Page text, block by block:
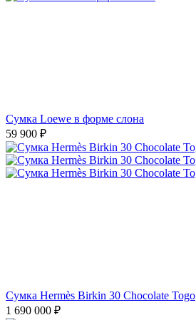
Сумка Loewe в форме слона
59 900 ₽
Сумка Hermès Birkin 30 Chocolate Togo
1 690 000 ₽